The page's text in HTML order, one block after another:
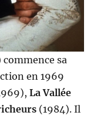
commence sa
en 1969
La Vallée
(1984). Il